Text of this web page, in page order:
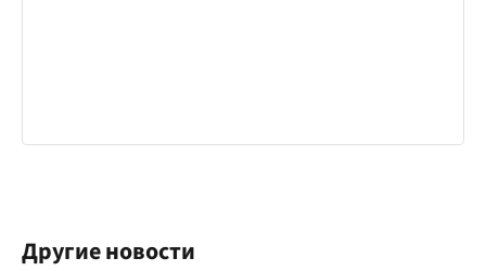
Другие новости